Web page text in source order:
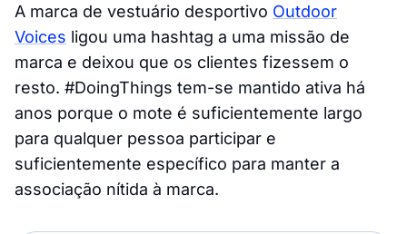
A marca de vestuário desportivo Outdoor
Voices ligou uma hashtag a uma missão de
marca e deixou que os clientes fizessem o
resto. #DoingThings tem-se mantido ativa há
anos porque o mote é suficientemente largo
para qualquer pessoa participar e
suficientemente específico para manter a
associação nítida à marca.